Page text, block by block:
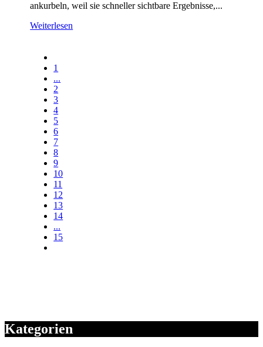
ankurbeln, weil sie schneller sichtbare Ergebnisse,...
Weiterlesen
1
...
2
3
4
5
6
7
8
9
10
11
12
13
14
...
15
Kategorien